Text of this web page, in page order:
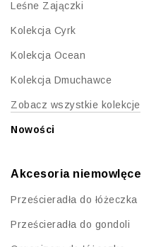
Leśne Zajączki
Kolekcja Cyrk
Kolekcja Ocean
Kolekcja Dmuchawce
Zobacz wszystkie kolekcje
Nowości
Akcesoria niemowlęce
Prześcieradła do łóżeczka
Prześcieradła do gondoli